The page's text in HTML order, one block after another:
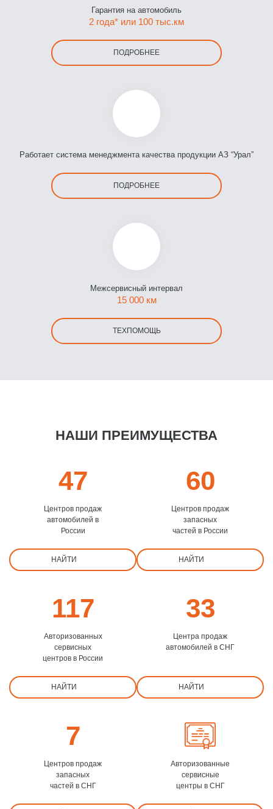
Гарантия на автомобиль
2 года* или 100 тыс.км
ПОДРОБНЕЕ
Работает система менеджмента качества продукции АЗ “Урал”
ПОДРОБНЕЕ
Межсервисный интервал
15 000 км
ТЕХПОМОЩЬ
НАШИ ПРЕИМУЩЕСТВА
47
Центров продаж
автомобилей в
России
НАЙТИ
60
Центров продаж
запасных
частей в России
НАЙТИ
117
Авторизованных
сервисных
центров в России
НАЙТИ
33
Центра продаж
автомобилей в СНГ
НАЙТИ
7
Центров продаж
запасных
частей в СНГ
Авторизованные
сервисные
центры в СНГ